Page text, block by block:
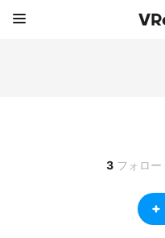
3 フォロー